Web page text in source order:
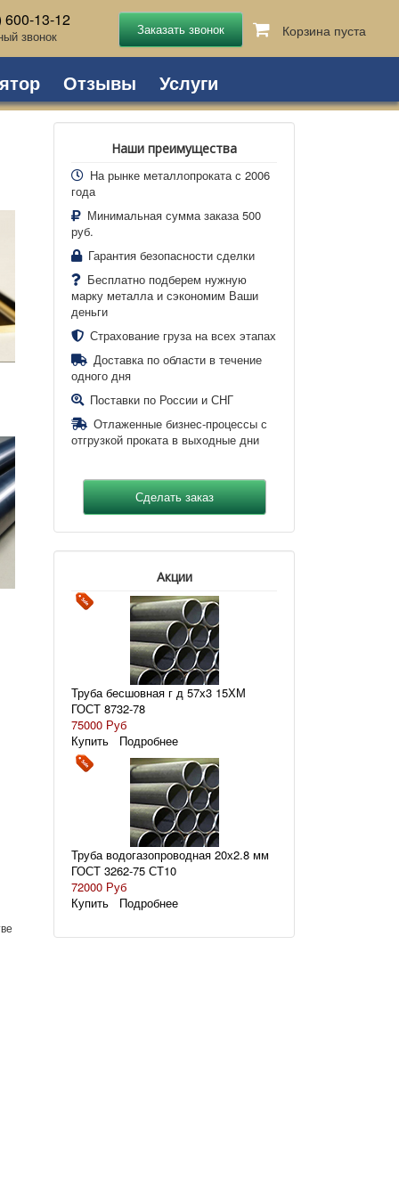
600-13-12
звонок Корзина пуста
Отзывы Услуги
Наши преимущества
На рынке металлопроката с 2006
года
Минимальная сумма заказа 500
руб.
Гарантия безопасности сделки
Бесплатно подберем нужную
марку металла и сэкономим Ваши
деньги
Страхование груза на всех этапах
Доставка по области в течение
одного дня
Поставки по России и СНГ
Отлаженные бизнес-процессы с
отгрузкой проката в выходные дни
Акции
Труба бесшовная г д 57х3 15ХМ
ГОСТ 8732-78
75000 Руб
Купить
Подробнее
Труба водогазопроводная 20х2.8 мм
ГОСТ 3262-75 СТ10
72000 Руб
Купить
Подробнее